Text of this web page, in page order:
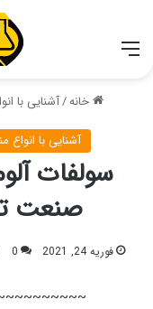
خانه/آشنایی با
آشنایی با
صنعت
فوریه 24, 2021 0
با توجه به
همچنان